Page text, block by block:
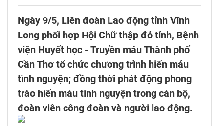
Ngày 9/5, Liên đoàn Lao động tỉnh Vĩnh
Long phối hợp Hội Chữ thập đỏ tỉnh, Bệnh
viện Huyết học - Truyền máu Thành phố
Cần Thơ tổ chức chương trình hiến máu
tình nguyện; đồng thời phát động phong
trào hiến máu tình nguyện trong cán bộ,
đoàn viên công đoàn và người lao động.